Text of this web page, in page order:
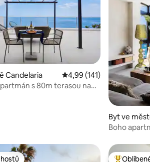
5, 571 hodnocení
Candelaria Průměrné hodnocení
4,99 (141)
s 80m terasou nad
Byt ve
s
Boho